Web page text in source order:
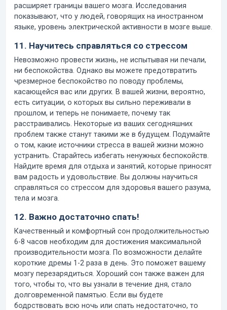
расширяет границы вашего мозга. Исследования
показывают, что у людей, говорящих на иностранном
языке, уровень электрической активности в мозге выше.
11. Научитесь справляться со стрессом
Невозможно провести жизнь, не испытывая ни печали,
ни беспокойства. Однако вы можете предотвратить
чрезмерное беспокойство по поводу проблемы,
касающейся вас или других. В вашей жизни, вероятно,
есть ситуации, о которых вы сильно переживали в
прошлом, и теперь не понимаете, почему так
расстраивались. Некоторые из ваших сегодняшних
проблем также станут такими же в будущем. Подумайте
о том, какие источники стресса в вашей жизни можно
устранить. Старайтесь избегать ненужных беспокойств.
Найдите время для отдыха и занятий, которые приносят
вам радость и удовольствие. Вы должны научиться
справляться со стрессом для здоровья вашего разума,
тела и мозга.
12. Важно достаточно спать!
Качественный и комфортный сон продолжительностью
6-8 часов необходим для достижения максимальной
производительности мозга. По возможности делайте
короткие дремы 1-2 раза в день. Это поможет вашему
мозгу перезарядиться. Хороший сон также важен для
того, чтобы то, что вы узнали в течение дня, стало
долговременной памятью. Если вы будете
бодрствовать всю ночь или спать недостаточно, то